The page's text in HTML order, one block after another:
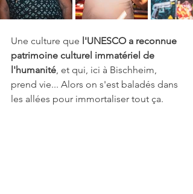
Une culture que l'UNESCO a reconnue
patrimoine culturel immatériel de
l'humanité, et qui, ici à Bischheim,
prend vie... Alors on s'est baladés dans
les allées pour immortaliser tout ça.